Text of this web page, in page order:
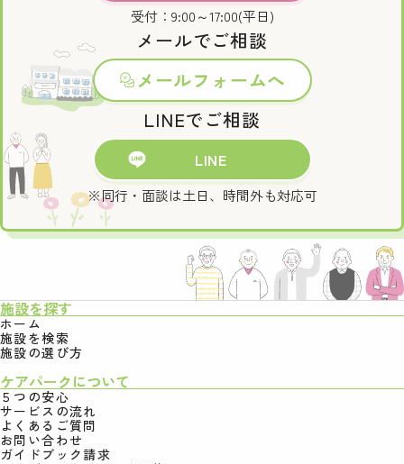
受付：9:00～17:00(平日)
メールでご相談
メールフォームへ
LINEでご相談
LINE
※同行・面談は土日、時間外も対応可
施設を探す
ホーム
施設を検索
施設の選び方
ケアパークについて
５つの安心
サービスの流れ
よくあるご質問
お問い合わせ
ガイドブック請求